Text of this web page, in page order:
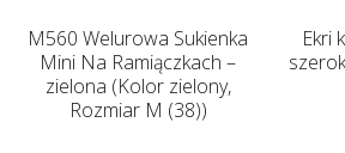
M560 Welurowa Sukienka
Mini Na Ramiączkach –
zielona (Kolor zielony,
Rozmiar M (38))
Ekri